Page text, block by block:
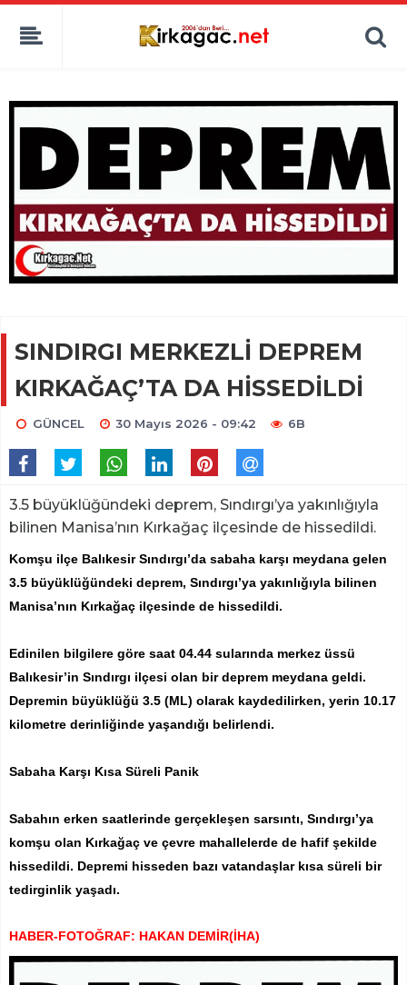
SINDIRGI MERKEZLİ DEPREM
KIRKAĞAÇ’TA DA HİSSEDİLDİ
GÜNCEL 30 Mayıs 2026 - 09:42 6B
3.5 büyüklüğündeki deprem, Sındırgı’ya yakınlığıyla
bilinen Manisa’nın Kırkağaç ilçesinde de hissedildi.
Komşu ilçe Balıkesir Sındırgı’da sabaha karşı meydana gelen
3.5 büyüklüğündeki deprem, Sındırgı’ya yakınlığıyla bilinen
Manisa’nın Kırkağaç ilçesinde de hissedildi.
Edinilen bilgilere göre saat 04.44 sularında merkez üssü
Balıkesir’in Sındırgı ilçesi olan bir deprem meydana geldi.
Depremin büyüklüğü 3.5 (ML) olarak kaydedilirken, yerin 10.17
kilometre derinliğinde yaşandığı belirlendi.
Sabaha Karşı Kısa Süreli Panik
Sabahın erken saatlerinde gerçekleşen sarsıntı, Sındırgı’ya
komşu olan Kırkağaç ve çevre mahallelerde de hafif şekilde
hissedildi. Depremi hisseden bazı vatandaşlar kısa süreli bir
tedirginlik yaşadı.
HABER-FOTOĞRAF: HAKAN DEMİR(İHA)